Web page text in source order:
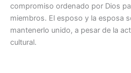
compromiso ordenado por Dios
miembros. El esposo y la esposa
mantenerlo unido, a pesar de la
cultural.